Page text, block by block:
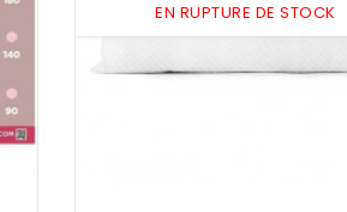
EN RUPTURE DE STOCK